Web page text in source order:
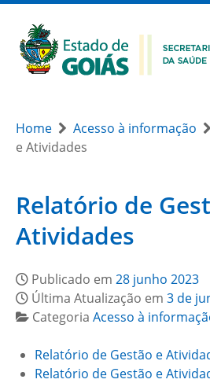
Home Acesso à informação
e Atividades
Relatório de
Atividades
Publicado em 28 junho 2023
Última Atualização em 3 de
Categoria Acesso à
Relatório de Gestão e
Relatório de Gestão e